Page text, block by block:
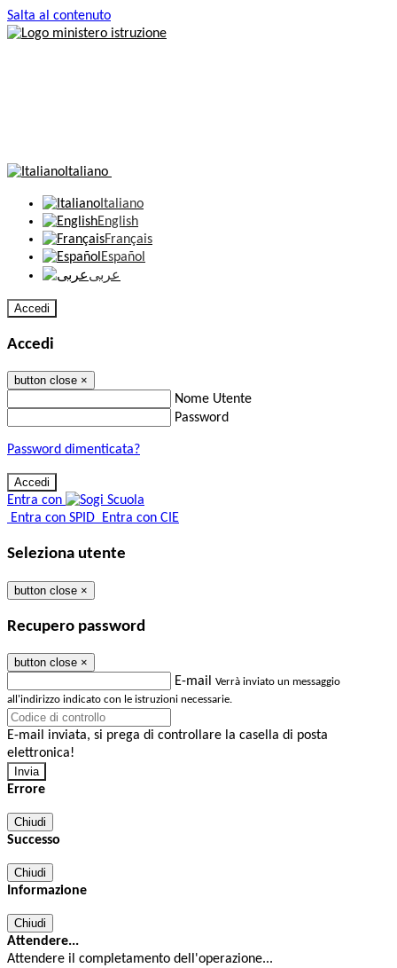
Salta al contenuto
Italiano
Italiano
English
Français
Español
عربى
Accedi
Accedi
button close ×
Nome Utente
Password
Password dimenticata?
Entra con
Entra con SPID Entra con CIE
Seleziona utente
button close ×
Recupero password
button close ×
E-mail Verrà inviato un messaggio
all'indirizzo indicato con le istruzioni necessarie.
E-mail inviata, si prega di controllare la casella di posta
elettronica!
Errore
Chiudi
Successo
Chiudi
Informazione
Chiudi
Attendere...
Attendere il completamento dell'operazione...